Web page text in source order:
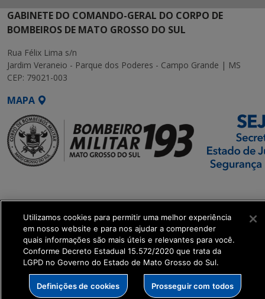
GABINETE DO COMANDO-GERAL DO CORPO DE
BOMBEIROS DE MATO GROSSO DO SUL
Rua Félix Lima s/n
Jardim Veraneio - Parque dos Poderes - Campo Grande | MS
CEP: 79021-003
MAPA
Executiva de
Transformação Digital
get_footer();
Utilizamos cookies para permitir uma melhor experiência
em nosso website e para nos ajudar a compreender
quais informações são mais úteis e relevantes para você.
Conforme Decreto Estadual 15.572/2020 que trata da
LGPD no Governo do Estado de Mato Grosso do Sul.
Definições de cookies Prosseguir com todos